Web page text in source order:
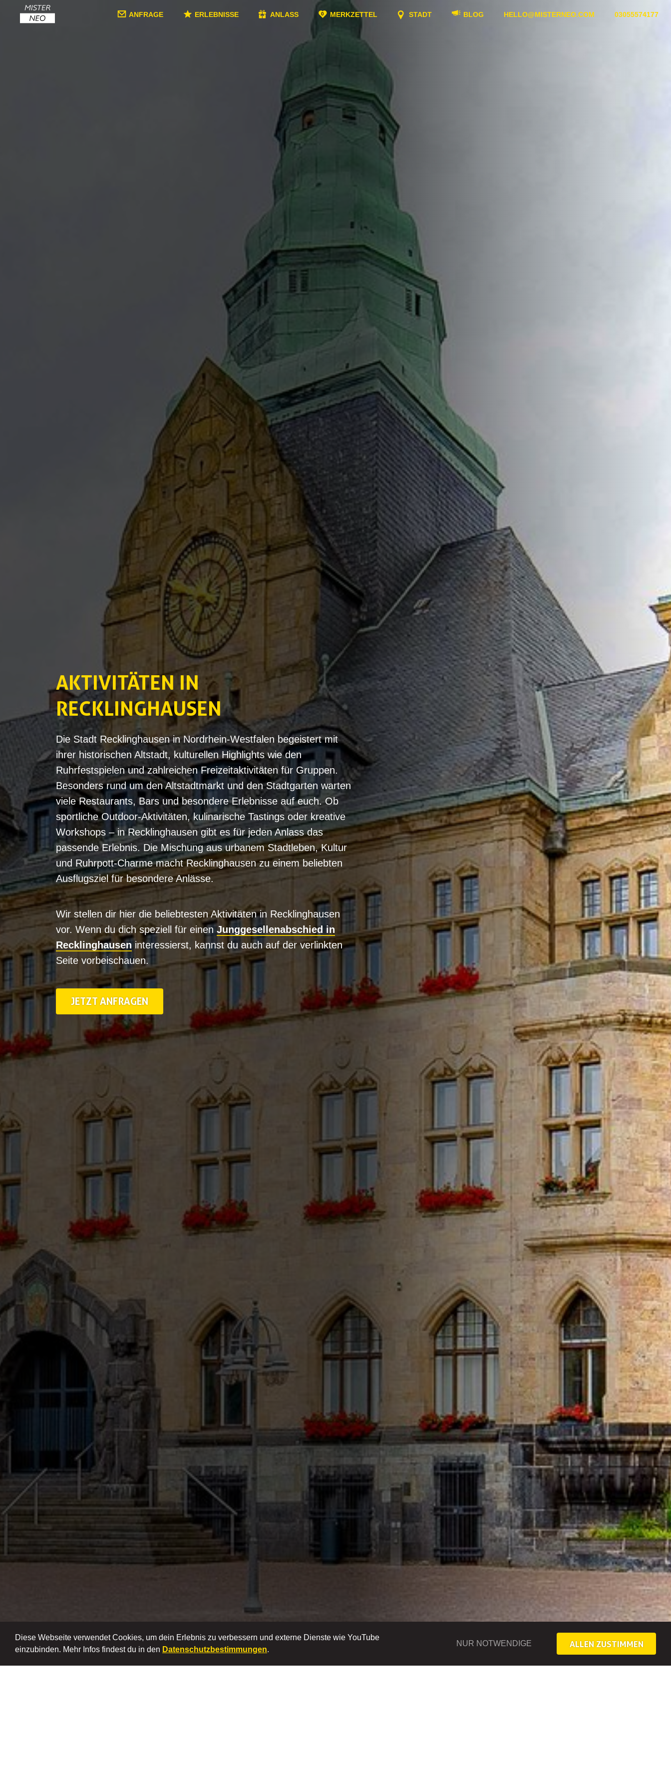
Diese Webseite verwendet Cookies, um dein Erlebnis zu verbessern und externe Dienste wie YouTube
einzubinden. Mehr Infos findest du in den Datenschutzbestimmungen.
NUR NOTWENDIGE ALLEN ZUSTIMMEN
ANFRAGE ERLEBNISSE ANLASS MERKZETTEL STADT BLOG HELLO@MISTERNEO.COM 03055574177
AKTIVITÄTEN ‌IN
RECKLINGHAUSEN
Die Stadt Recklinghausen in Nordrhein-Westfalen begeistert mit
ihrer historischen Altstadt, kulturellen Highlights wie den
Ruhrfestspielen und zahlreichen Freizeitaktivitäten für Gruppen.
Besonders rund um den Altstadtmarkt und den Stadtgarten warten
viele Restaurants, Bars und besondere Erlebnisse auf euch. Ob
sportliche Outdoor-Aktivitäten, kulinarische Tastings oder kreative
Workshops – in Recklinghausen gibt es für jeden Anlass das
passende Erlebnis. Die Mischung aus urbanem Stadtleben, Kultur
und Ruhrpott-Charme macht Recklinghausen zu einem beliebten
Ausflugsziel für besondere Anlässe.
Wir stellen dir hier die beliebtesten Aktivitäten in Recklinghausen
vor. Wenn du dich speziell für einen Junggesellenabschied in
Recklinghausen interessierst, kannst du auch auf der verlinkten
Seite vorbeischauen.
JETZT ANFRAGEN